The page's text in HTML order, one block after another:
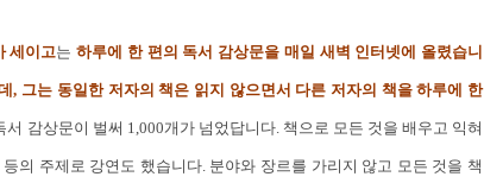
세이고는하루에 한 편의 독서 감상문을 매일 새벽 인터넷에 올렸습니
, 그는 동일한 저자의 책은 읽지 않으면서 다른 저자의 책을 하루에 한
서 감상문이 벌써 1,000개가 넘었답니다. 책으로 모든 것을 배우고 익혀
의 주제로 강연도 했습니다. 분야와 장르를 가리지 않고 모든 것을 책